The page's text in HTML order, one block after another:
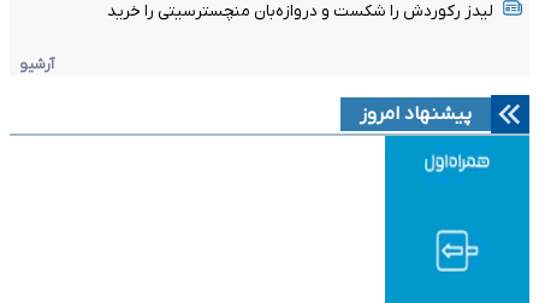
لیدز رکوردش را شکست و دروازه‌بان منچسترسیتی را خرید
آرشیو
پیشنهاد امروز